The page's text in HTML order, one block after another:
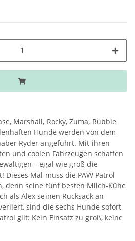
Marshall, Rocky, Zuma, Rubble
Hunde werden von dem
Ryder angeführt. Mit ihren
und coolen Fahrzeugen schaffen
– egal wie groß die
Dieses Mal muss die PAW Patrol
denn seine fünf besten Milch-Kühe
als Alex seinen Rucksack an
sind die sechs Hunde sofort
gilt: Kein Einsatz zu groß, keine